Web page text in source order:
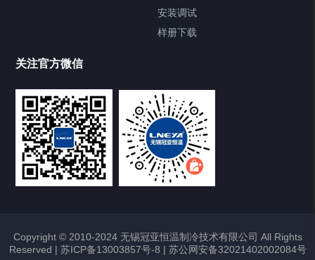
安装调试
样册下载
关注官方微信
Copyright © 2010-2024 无锡冠亚恒温制冷技术有限公司 All Rights
Reserved | 苏ICP备13003857号-8 | 苏公网安备32021402002084号